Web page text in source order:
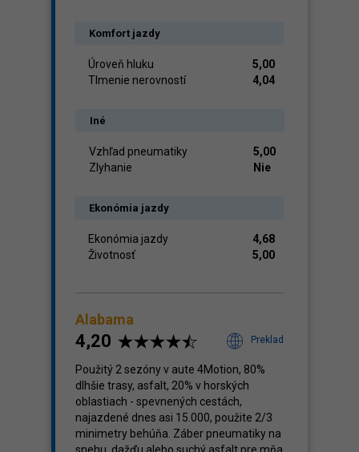
Komfort jazdy
Úroveň hluku
5,00
Tlmenie nerovností
4,04
Iné
Vzhľad pneumatiky
5,00
Zlyhanie
Nie
Ekonómia jazdy
Ekonómia jazdy
4,68
Životnosť
5,00
Alabama
4,20 Preklad
Použitý 2 sezóny v aute 4Motion, 80%
dlhšie trasy, asfalt, 20% v horských
oblastiach - spevnených cestách,
najazdené dnes asi 15.000, použite 2/3
minimetry behúňa. Záber pneumatiky na